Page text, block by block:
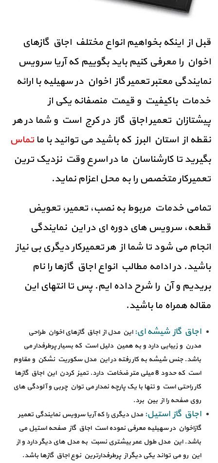
قبل از اینکه بخواهیم انواع مختلف اجاق گازهای
اخوان را معرفی کنیم باید بگوییم که آریا سرویس
نمایندگی معتبر تعمیر گاز اخوان در سهیلیه با ارائه
خدمات باکیفیت و قیمت منصفانه یکی از
پیشتازان تعمیر اجاق گاز در کرج است و شما در هر
نقطه از استان البرز که باشید می توانید با ما تماس
بگیرید تا کارشناسان ما در اسرع وقت نزدیک ترین
تعمیرکار متخصص را به محل اعزام نماید.
تمامی خدمات مربوط به نصب، تعمیر، تعویض
قطعه، سرویس های دوره ای در این نمایندگی
انجام می شود تا شما از هر تعمیرکار دیگری بی نیاز
باشید. در ادامه مطالب انواع اجاق گازها را نام
بریدیم و آن را شرح داده ایم. پس تا انتهای این
مقاله همراه ما باشید.
اجاق گاز شیشه ای: این مدل از اجاق گازهای اخوان طراحی
مدرن و زیبایی دارد و به همین دلیل است که بسیار پرطرفدار می
باشد. جنس شیشه به کار رفته در این مدل سکوریت نشکن و مقاوم
است که حدود 8 میلی متر ضخامت دارد. تمیز کردن این اجاق گازها
کار راحتی است و تنها با یک پارچه نمدار می توان چربی و آلودگی های
روی صفحه را از بین برد.
اجاق گاز استیل: مدل دیگری را که آریا سرویس نمایندگی تعمیر
گازاخوان در سهیلیه معرفی نموده است اجاق گاز صفحه استیل می
باشد. این مدل طول عمر بیشتری نسبت به مدل های دیگر دارد و از
این رو می تواند یکی دیگر از پرطرفدارترین نوع اجاق گازها باشد.